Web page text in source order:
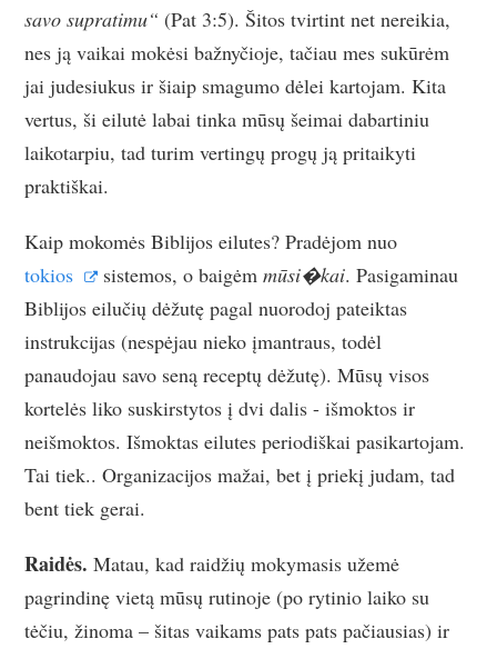
savo supratimu“ (Pat 3:5). Šitos tvirtint net nereikia,
nes ją vaikai mokėsi bažnyčioje, tačiau mes sukūrėm
jai judesiukus ir šiaip smagumo dėlei kartojam. Kita
vertus, ši eilutė labai tinka mūsų šeimai dabartiniu
laikotarpiu, tad turim vertingų progų ją pritaikyti
praktiškai.
Kaip mokomės Biblijos eilutes? Pradėjom nuo
tokios
sistemos, o baigėmmūsi�kai. Pasigaminau
Biblijos eilučių dėžutę pagal nuorodoj pateiktas
instrukcijas (nespėjau nieko įmantraus, todėl
panaudojau savo seną receptų dėžutę). Mūsų visos
kortelės liko suskirstytos į dvi dalis - išmoktos ir
neišmoktos. Išmoktas eilutes periodiškai pasikartojam.
Tai tiek.. Organizacijos mažai, bet į priekį judam, tad
bent tiek gerai.
Raidės.Matau, kad raidžių mokymasis užemė
pagrindinę vietą mūsų rutinoje (po rytinio laiko su
tėčiu, žinoma – šitas vaikams pats pats pačiausias) ir